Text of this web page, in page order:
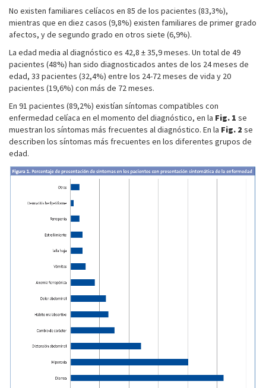
No existen familiares celíacos en 85 de los pacientes (83,3%),
mientras que en diez casos (9,8%) existen familiares de primer grado
afectos, y de segundo grado en otros siete (6,9%).
La edad media al diagnóstico es 42,8 ± 35,9 meses. Un total de 49
pacientes (48%) han sido diagnosticados antes de los 24 meses de
edad, 33 pacientes (32,4%) entre los 24-72 meses de vida y 20
pacientes (19,6%) con más de 72 meses.
En 91 pacientes (89,2%) existían síntomas compatibles con
enfermedad celíaca en el momento del diagnóstico, en la Fig. 1 se
muestran los síntomas más frecuentes al diagnóstico. En la Fig. 2 se
describen los síntomas más frecuentes en los diferentes grupos de
edad.